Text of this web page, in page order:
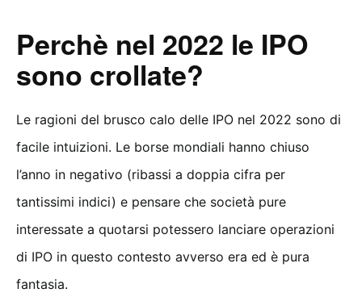
Perchè nel 2022 le IPO
sono crollate?
Le ragioni del brusco calo delle IPO nel 2022 sono di
facile intuizioni. Le borse mondiali hanno chiuso
l’anno in negativo (ribassi a doppia cifra per
tantissimi indici) e pensare che società pure
interessate a quotarsi potessero lanciare operazioni
di IPO in questo contesto avverso era ed è pura
fantasia.